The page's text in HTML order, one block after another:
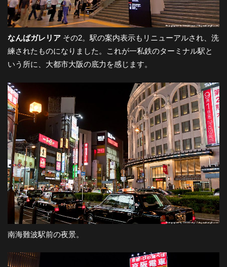
なんばガレリア その2。駅の案内表示もリニューアルされ、洗
練されたものになりました。これが一私鉄のターミナル駅と
いう所に、大都市大阪の底力を感じます。
南海難波駅前の夜景。